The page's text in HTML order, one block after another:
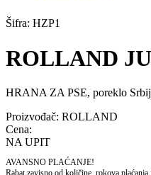
Šifra: HZP1
ROLLAND
HRANA ZA PSE, poreklo
Proizvođač: ROLLAND
Cena:
NA UPIT
AVANSNO PLAĆANJE!